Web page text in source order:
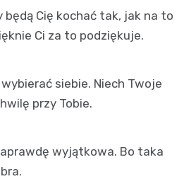
będą Cię kochać tak, jak na to
Ci za to podziękuje.
siebie. Niech Twoje
przy Tobie.
wyjątkowa. Bo taka